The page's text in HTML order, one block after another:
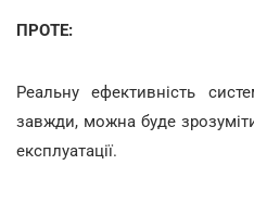
ПРОТЕ:
Реальну ефективність
завжди, можна буде
експлуатації.